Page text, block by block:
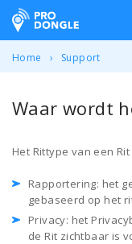
ProDongle
Home Support
Waar wordt
Het Rittype van een
Rapportering: het
gebaseerd op het
Privacy: het
de Rit zichtbaar is